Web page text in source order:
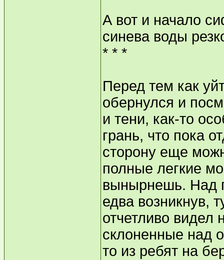
А вот и начало
синева воды
* * *
Перед тем как
обернулся и
и тени, как-то
грань, что пока
сторону еще
полные легкие
вынырнешь. Над
едва возникнув,
отчетливо видел
склоненные над
то из ребят на